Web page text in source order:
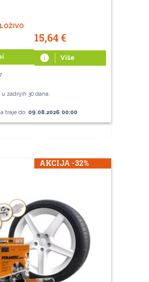
15,64€
info Više
zadnjih 30 dana:
traje do: 09.08.2026 00:00
AKCIJA -32%